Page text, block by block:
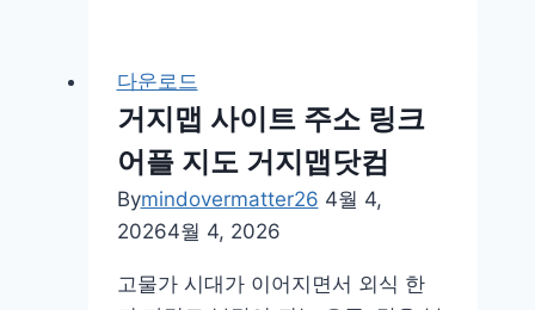
원
격
데
스
톱
다운로드
거지맵 사이트 주소 링크
어플 지도 거지맵닷컴
Bymindovermatter26 4월 4,
20264월 4, 2026
고물가 시대가 이어지면서 외식 한